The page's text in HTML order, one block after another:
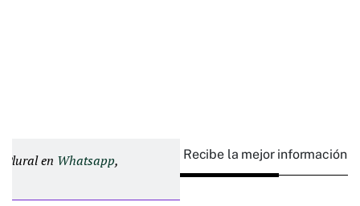
Plural en Whatsapp, Recibe la mejor información